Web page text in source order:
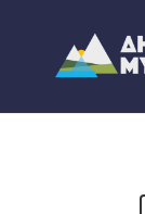
content